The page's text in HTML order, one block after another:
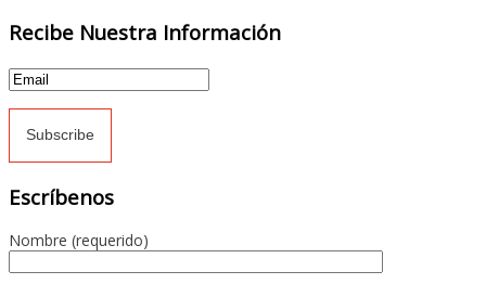
Recibe Nuestra Información
Escríbenos
Nombre (requerido)